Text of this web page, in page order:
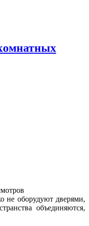
не оборудуют дверями,
объединяются,